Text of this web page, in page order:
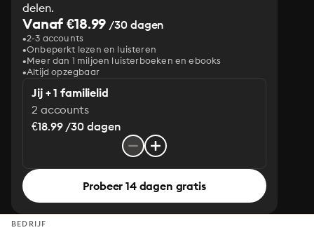
delen.
Vanaf €18.99 /30 dagen
2-3 accounts
Onbeperkt lezen en luisteren
Meer dan 1 miljoen luisterboeken en ebooks
Altijd opzegbaar
Jij + 1 familielid
2 accounts
€18.99 /30 dagen
Probeer 14 dagen gratis
BEDRIJF